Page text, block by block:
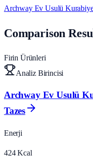
Archway Ev Usulü
Comparison
Firin Ürünleri
Analiz Birincisi
Archway Ev Usulü
Tazes
Enerji
424 Kcal